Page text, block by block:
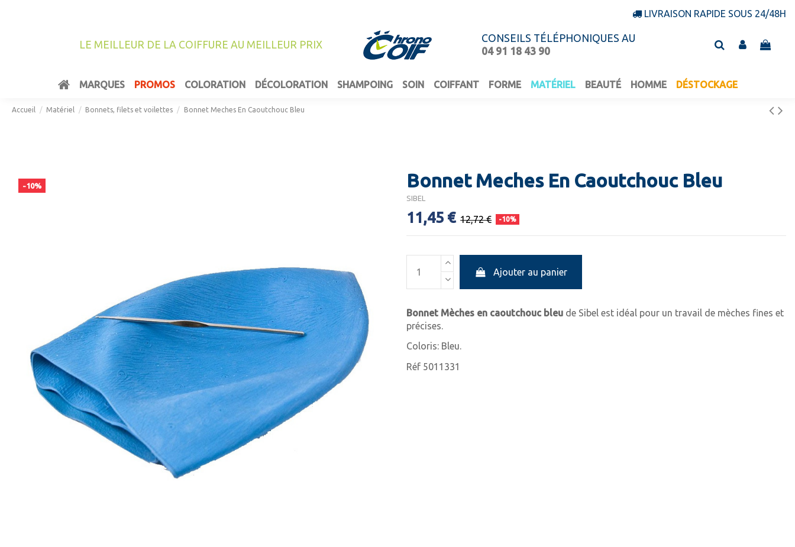
LIVRAISON RAPIDE SOUS 24/48H
LE MEILLEUR DE LA COIFFURE AU MEILLEUR PRIX
CONSEILS TÉLÉPHONIQUES AU
04 91 18 43 90
MARQUES PROMOS COLORATION DÉCOLORATION SHAMPOING SOIN COIFFANT FORME MATÉRIEL BEAUTÉ HOMME DÉSTOCKAGE
Accueil Matériel Bonnets, filets et voilettes Bonnet Meches En Caoutchouc Bleu
-10% Bonnet Meches En Caoutchouc Bleu
SIBEL
11,45 € 12,72 € -10%
Ajouter au panier
Bonnet Mèches en caoutchouc bleu de Sibel est idéal pour un travail de mèches fines et
précises.
Coloris: Bleu.
Réf 5011331